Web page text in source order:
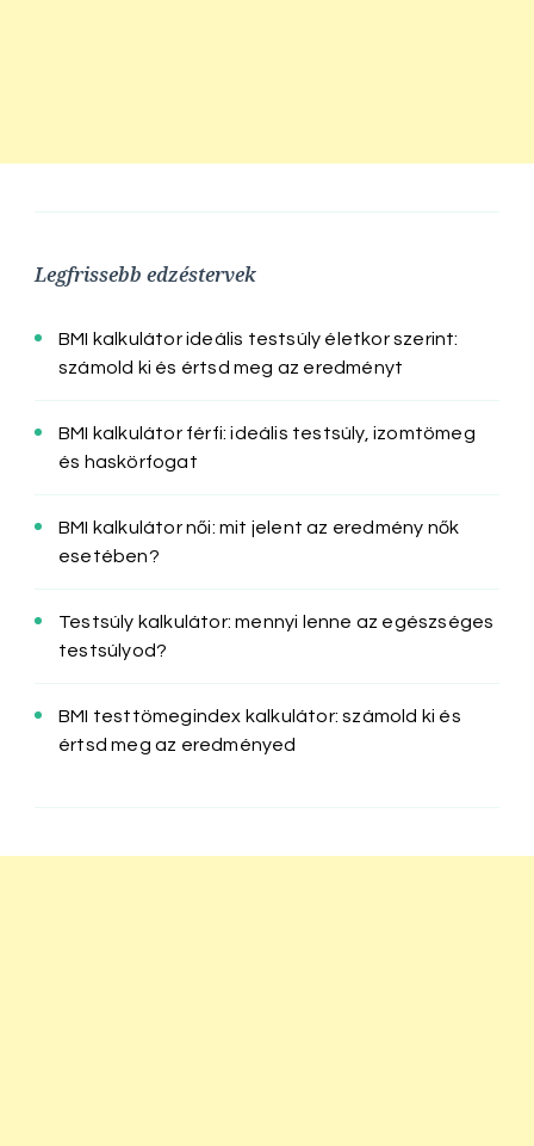
Legfrissebb edzéstervek
BMI kalkulátor ideális testsúly életkor szerint:
számold ki és értsd meg az eredményt
BMI kalkulátor férfi: ideális testsúly, izomtömeg
és haskörfogat
BMI kalkulátor női: mit jelent az eredmény nők
esetében?
Testsúly kalkulátor: mennyi lenne az egészséges
testsúlyod?
BMI testtömegindex kalkulátor: számold ki és
értsd meg az eredményed